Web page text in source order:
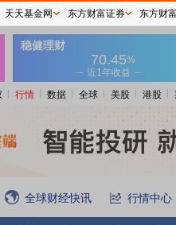
行情 数据 全球 美股 港股
全球财经快讯 行情中心
天天基金网 东方财富证券 东方财